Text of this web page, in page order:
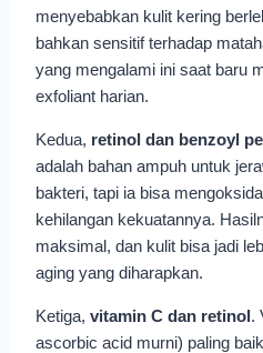
menyebabkan kulit kering
bahkan sensitif terhadap
yang mengalami ini saat baru
exfoliant harian.
Kedua, retinol dan benzoyl
adalah bahan ampuh untuk
bakteri, tapi ia bisa
kehilangan kekuatannya.
maksimal, dan kulit bisa jadi
aging yang diharapkan.
Ketiga, vitamin C dan retinol.
ascorbic acid murni) paling